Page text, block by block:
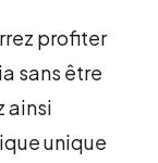
profiter
sans être
ainsi
unique